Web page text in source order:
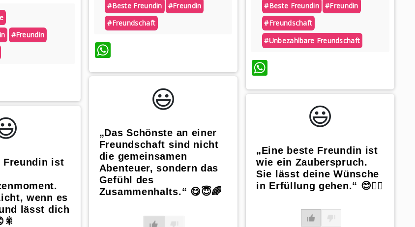
#freundin
Freundin ist
wenn es
lässt dich
#beste Freundin
#freundin
#freundschaft
😃️
„Das Schönste an einer
Freundschaft sind nicht
die gemeinsamen
Abenteuer, sondern das
Gefühl des
Zusammenhalts.“ 😋😇🌈
#beste Freundin
#freundin
#freundschaft
#unbezahlbare Freundschaft
😃️
„Eine beste Freundin ist
wie ein Zauberspruch.
Sie lässt deine Wünsche
in Erfüllung gehen.“ 😊🧙‍♀️